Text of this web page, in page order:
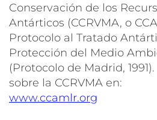
Conservación de los
Antárticos (CCRVMA, o
Protocolo al Tratado
Protección del Medio
(Protocolo de Madrid,
sobre la CCRVMA en:
www.ccamlr.org